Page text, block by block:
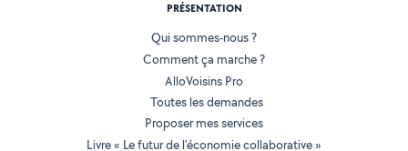
PRÉSENTATION
Qui sommes-nous ?
Comment ça marche ?
AlloVoisins Pro
Toutes les demandes
Proposer mes services
Livre « Le futur de l'économie collaborative »